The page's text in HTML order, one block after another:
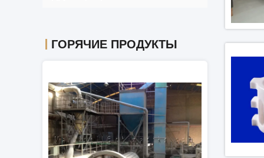
ГОРЯЧИЕ ПРОДУКТЫ